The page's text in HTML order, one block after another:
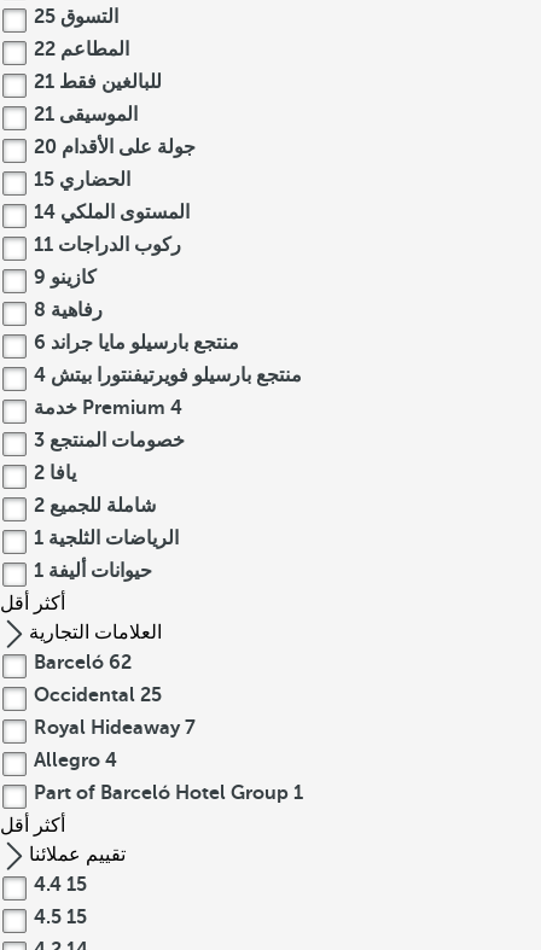
التسوق 25
المطاعم 22
للبالغين فقط 21
الموسيقى 21
جولة على الأقدام 20
الحضاري 15
المستوى الملكي 14
ركوب الدراجات 11
كازينو 9
رفاهية 8
منتجع بارسيلو مايا جراند 6
منتجع بارسيلو فويرتيفنتورا بيتش 4
خدمة Premium 4
خصومات المنتجع 3
يافا 2
شاملة للجميع 2
الرياضات الثلجية 1
حيوانات أليفة 1
أكثر
أقل
العلامات التجارية
Barceló 62
Occidental 25
Royal Hideaway 7
Allegro 4
Part of Barceló Hotel Group 1
أكثر
أقل
تقييم عملائنا
4.4 15
4.5 15